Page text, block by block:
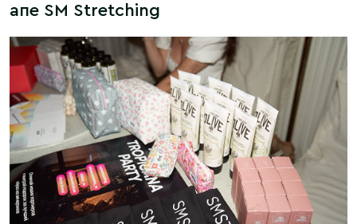
апе SM Stretching